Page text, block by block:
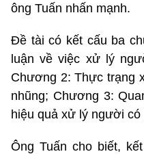
ông Tuấn nhấn mạnh.
Đề tài có kết cấu ba
luận về việc xử lý
Chương 2: Thực trạng
nhũng; Chương 3:
hiệu quả xử lý người có
Ông Tuấn cho biết,